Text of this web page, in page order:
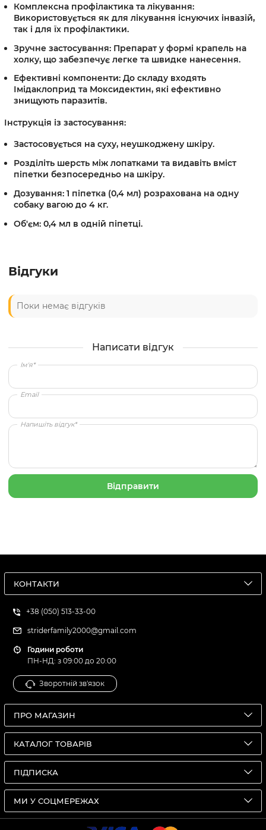
Комплексна профілактика та лікування:
Використовується як для лікування існуючих інвазій,
так і для їх профілактики.
Зручне застосування: Препарат у формі крапель на
холку, що забезпечує легке та швидке нанесення.
Ефективні компоненти: До складу входять
Імідаклоприд та Моксидектин, які ефективно
знищують паразитів.
Інструкція із застосування:
Застосовується на суху, неушкоджену шкіру.
Розділіть шерсть між лопатками та видавіть вміст
піпетки безпосередньо на шкіру.
Дозування: 1 піпетка (0,4 мл) розрахована на одну
собаку вагою до 4 кг.
Об'єм: 0,4 мл в одній піпетці.
Відгуки
Поки немає відгуків
Написати відгук
Ім'я*
Email
Напишіть відгук*
КОНТАКТИ
+38 (050) 513-33-00
striderfamily2000@gmail.com
Години роботи
ПН-НД: з 09:00 до 20:00
Зворотній зв'язок
ПРО МАГАЗИН
КАТАЛОГ ТОВАРІВ
ПІДПИСКА
МИ У СОЦМЕРЕЖАХ